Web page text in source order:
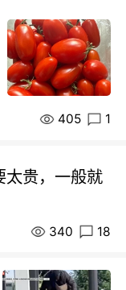
405 1
太贵，一般就
340 18